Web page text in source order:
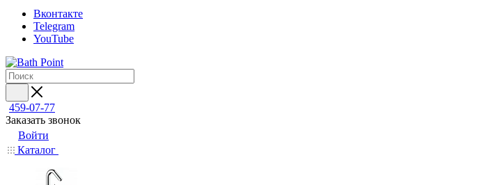
Вконтакте
Telegram
YouTube
459-07-77
Заказать звонок
Войти
Каталог